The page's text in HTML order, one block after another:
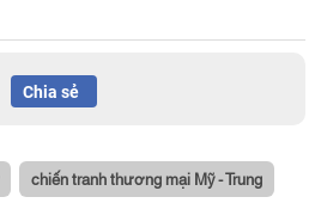
Chia sẻ
chiến tranh thương mại Mỹ - Trung